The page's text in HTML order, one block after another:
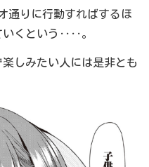
通りに行動すればするほ
いくという‥‥。
しみたい人には是非とも